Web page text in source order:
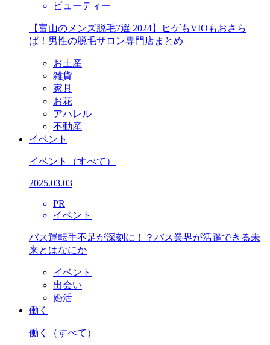
ビューティー
【富山のメンズ脱毛7選 2024】ヒゲもVIOもおさら
ば！男性の脱毛サロン専門店まとめ
お土産
雑貨
家具
お花
アパレル
不動産
イベント
イベント （すべて）
2025.03.03
PR
イベント
バス運転手不足が深刻に！？バス業界が活躍できる未
来とはなにか
イベント
出会い
婚活
働く
働く （すべて）